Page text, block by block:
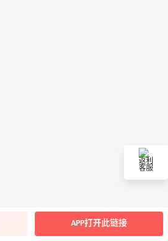
返利
客服
APP打开此链接